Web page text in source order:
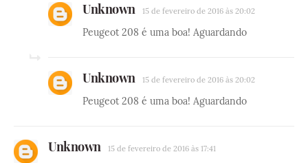
Unknown 15 de fevereiro de 2016 às 20:02
Peugeot 208 é uma boa! Aguardando
Unknown 15 de fevereiro de 2016 às 20:02
Peugeot 208 é uma boa! Aguardando
Unknown 15 de fevereiro de 2016 às 17:41